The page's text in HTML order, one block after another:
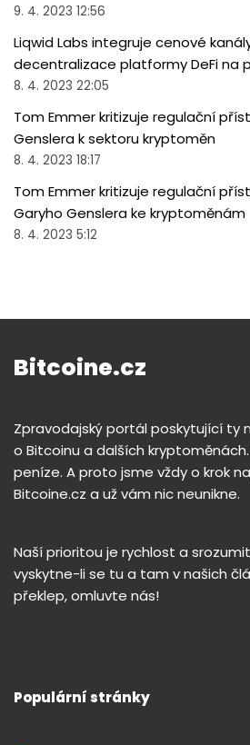
9. 4. 2023 12:56
Liqwid Labs integruje cenové
decentralizace platformy DeFi na
8. 4. 2023 22:05
Tom Emmer kritizuje regulační
Genslera k sektoru kryptoměn
8. 4. 2023 18:17
Tom Emmer kritizuje regulační
Garyho Genslera ke kryptoměnám
8. 4. 2023 5:12
Bitcoine.cz
Zpravodajský portál poskytující ty
o Bitcoinu a dalších
peníze. A proto jsme vždy o krok
Bitcoine.cz a už vám nic neunikne.
Naší prioritou je rychlost a
vyskytne-li se tu a tam v našich
překlep, omluvte nás!
Populární stránky